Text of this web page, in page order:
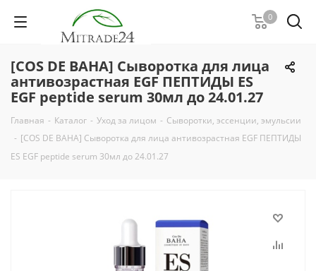
0
[COS DE BAHA] Сыворотка для лица
антивозрастная EGF ПЕПТИДЫ ES
EGF peptide serum 30мл до 24.01.27
Главная - Каталог - Уход за лицом - Сыворотки, эссенции, эмульсии
- [COS DE BAHA] Сыворотка для лица антивозрастная EGF ПЕПТИДЫ
ES EGF peptide serum 30мл до 24.01.27